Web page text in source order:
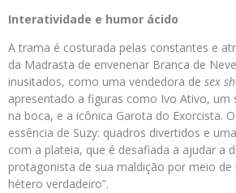
Interatividade e humor ácido
A trama é costurada pelas constantes e
da Madrasta de envenenar Branca de
inusitados, como uma vendedora de sex
apresentado a figuras como Ivo Ativo, um
na boca, e a icônica Garota do Exorcista.
essência de Suzy: quadros divertidos e
com a plateia, que é desafiada a ajudar a
protagonista de sua maldição por meio de
hétero verdadeiro”.